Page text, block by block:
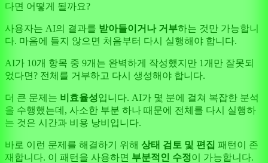
다면 어떻게 될까요?
사용자는 AI의 결과를 받아들이거나 거부하는 것만 가능합니
다. 마음에 들지 않으면 처음부터 다시 실행해야 합니다.
AI가 10개 항목 중 9개는 완벽하게 작성했지만 1개만 잘못되
었다면? 전체를 거부하고 다시 생성해야 합니다.
더 큰 문제는 비효율성입니다. AI가 몇 분에 걸쳐 복잡한 분석
을 수행했는데, 사소한 부분 하나 때문에 전체를 다시 실행하
는 것은 시간과 비용 낭비입니다.
바로 이런 문제를 해결하기 위해 상태 검토 및 편집 패턴이 존
재합니다. 이 패턴을 사용하면 부분적인 수정이 가능합니다.